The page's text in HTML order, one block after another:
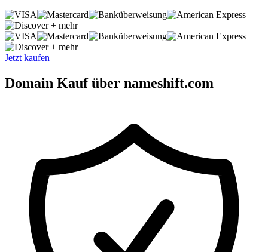
+ mehr
+ mehr
Jetzt kaufen
Domain Kauf über nameshift.com